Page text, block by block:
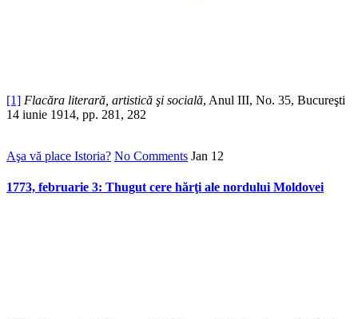
[1] Flacăra literară, artistică şi socială, Anul III, No. 35, Bucureşti
14 iunie 1914, pp. 281, 282
Aşa vă place Istoria? No Comments Jan 12
1773, februarie 3: Thugut cere hărţi ale nordului Moldovei